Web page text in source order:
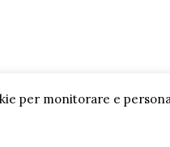
per monitorare e